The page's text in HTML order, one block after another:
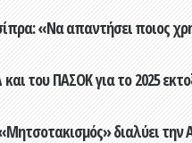
«Να απαντήσει ποιος
του ΠΑΣΟΚ για το 2025
διαλύει την